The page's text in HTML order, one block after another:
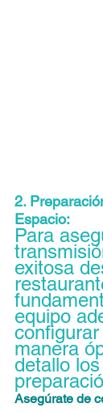
2.
Espacio:
Para
exitosa
equipo
manera
detallo
Asegúrate de